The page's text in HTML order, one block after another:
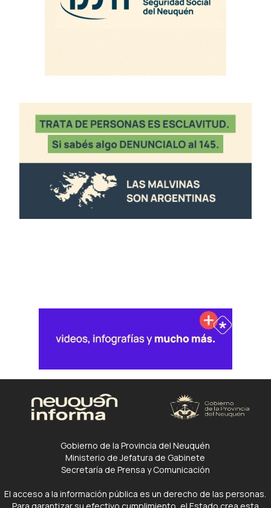
Gobierno de la Provincia del Neuquén
Ministerio de Jefatura de Gabinete
Secretaría de Prensa y Comunicación
El acceso a la información pública es un derecho de las personas.